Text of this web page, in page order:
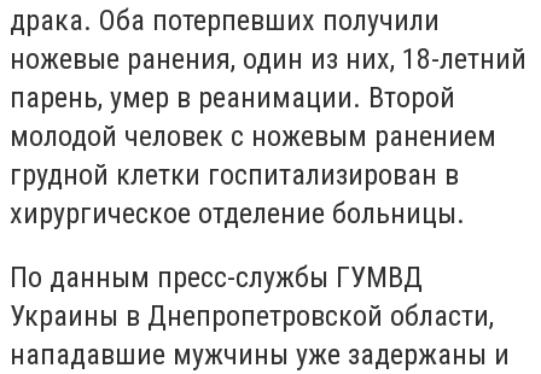
драка. Оба потерпевших получили
ножевые ранения, один из них, 18-летний
парень, умер в реанимации. Второй
молодой человек с ножевым ранением
грудной клетки госпитализирован в
хирургическое отделение больницы.
По данным пресс-службы ГУМВД
Украины в Днепропетровской области,
нападавшие мужчины уже задержаны и